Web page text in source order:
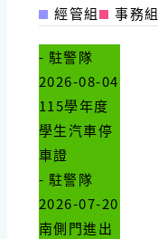
經管組
事務組
- 駐警隊
2026-08-04
115學年度
學生汽車停
車證
- 駐警隊
2026-07-20
南側門進出